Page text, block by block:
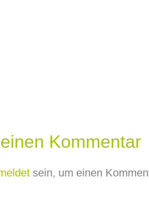
Kommentar
sein, um einen